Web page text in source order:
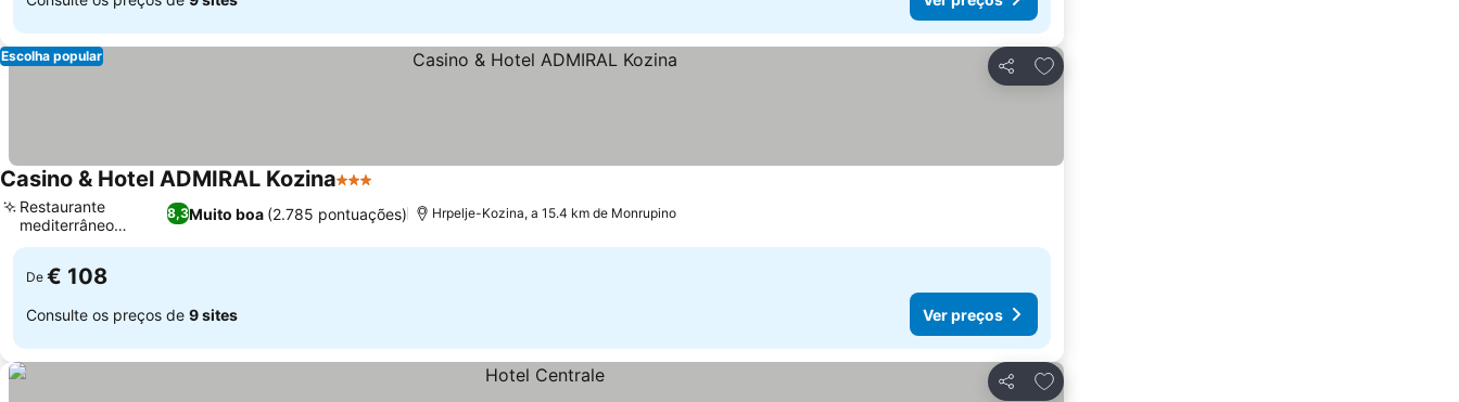
Partilhar
Adicionar aos favoritos
Escolha popular
Casino & Hotel ADMIRAL Kozina3 Estrelas
8,3Muito boa (2.785 pontuações)
Restaurante
mediterrâneo
moderno
Hrpelje-Kozina, a 15.4 km de Monrupino
De € 108
Consulte os preços de 9 sites Ver preços
Partilhar
Adicionar aos favoritos